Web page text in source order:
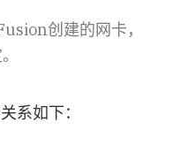
创建的网卡，
系如下：